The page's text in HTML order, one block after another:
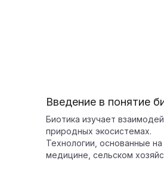
Введение в понятие
Биотика изучает
природных экосистемах.
Технологии, основанные
медицине, сельском